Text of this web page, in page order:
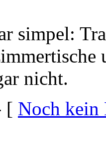
simpel:
nicht.
[ Noch kein